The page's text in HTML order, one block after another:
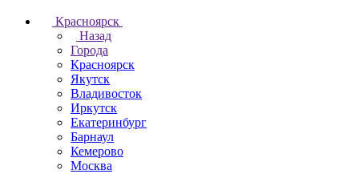
Красноярск
Назад
Города
Красноярск
Якутск
Владивосток
Иркутск
Екатеринбург
Барнаул
Кемерово
Москва